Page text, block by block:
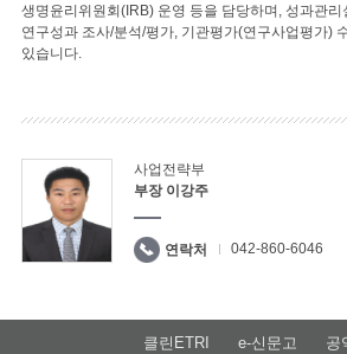
생명윤리위원회(IRB) 운영 등을 담당하며, 성과관
연구성과 조사/분석/평가, 기관평가(연구사업평가)
있습니다.
사업전략부
부장 이강주
연락처 042-860-6046
클린ETRI e-신문고 공